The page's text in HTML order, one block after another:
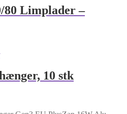
Limplader –
10 stk